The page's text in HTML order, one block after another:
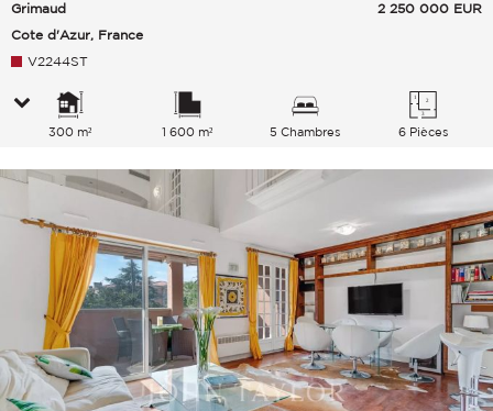
Grimaud
Cote d'Azur, France
2 250 000 EUR
V2244ST
300 m² 1 600 m² 5 Chambres 6 Pièces